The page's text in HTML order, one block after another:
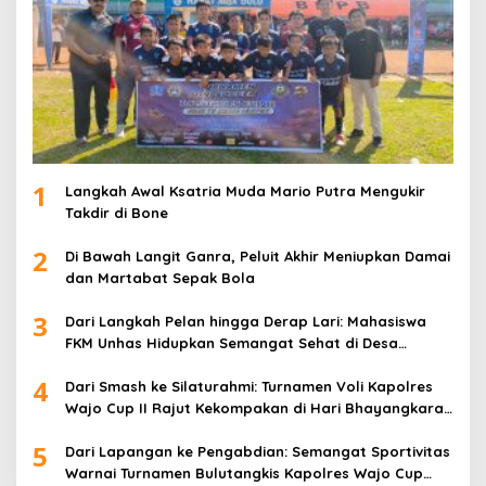
1
Langkah Awal Ksatria Muda Mario Putra Mengukir
Takdir di Bone
2
Di Bawah Langit Ganra, Peluit Akhir Meniupkan Damai
dan Martabat Sepak Bola
3
Dari Langkah Pelan hingga Derap Lari: Mahasiswa
FKM Unhas Hidupkan Semangat Sehat di Desa
4
Dari Smash ke Silaturahmi: Turnamen Voli Kapolres
Wajo Cup II Rajut Kekompakan di Hari Bhayangkara
5
Dari Lapangan ke Pengabdian: Semangat Sportivitas
Warnai Turnamen Bulutangkis Kapolres Wajo Cup